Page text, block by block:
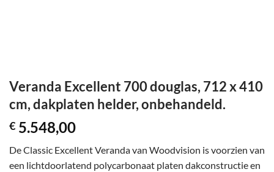
Veranda Excellent 700 douglas, 712 x 410
cm, dakplaten helder, onbehandeld.
€ 5.548,00
De Classic Excellent Veranda van Woodvision is voorzien van
een lichtdoorlatend polycarbonaat platen dakconstructie en